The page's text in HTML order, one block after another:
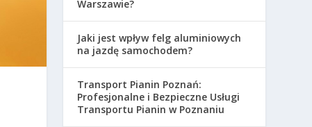
Warszawie?
Jaki jest wpływ felg aluminiowych
na jazdę samochodem?
Transport Pianin Poznań:
Profesjonalne i Bezpieczne Usługi
Transportu Pianin w Poznaniu